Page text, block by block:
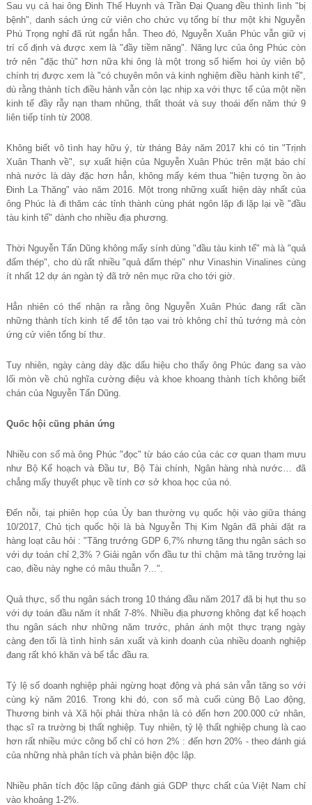
Sau vụcảhai ông Đinh Thế Huynh và Trần Đại Quang đều thình lình "bị
bệnh", danh sách ứng cửviên cho chức vụtổng bí thư một khi Nguyễn
Phú Trọng nghỉđã rút ngắn hẳn. Theo đó, Nguyễn Xuân Phúc vẫn giữ vị
trí cốđịnh và được xem là "đầy tiềm năng". Năng lực của ông Phúc còn
trở nên "đặc thù" hơn nữa khi ông là một trong sốhiếm hoi ủy viên bộ
chính trị được xem là "có chuyên môn và kinh nghiệm điều hành kinh tế",
dù rằng thành tích điều hành vẫn còn l ạc nhịp xa với thực tếcủa một nền
kinh tế đầy rẫy nạn tham nhũng, thất thoát và suy thoái đến năm thứ9
liên tiếp tính từ2008.
Không biết vô tình hay hữu ý, từtháng Bảy năm 2017 khi có tin "Trịnh
Xuân Thanh về", sựxuất hiện của Nguyễn Xuân Phúc trên mặt báo chí
nhà nước là dày đặc hơn hẳn, không mấy kém thua "hiện tượng ồn ào
Đinh La Thăng" vào năm 2016. Một trong những xuất hiện dày nhất của
ông Phúc là đi thăm các tỉnh thành cùng phát ngôn l ặp đi lặp lại về "đầu
tàu kinh tế" dành cho nhiều địa phương.
Thời Nguyễn Tấn Dũng không mấy sính dùng "đầu tàu kinh tế" mà là "quả
đấm thép", cho dù rất nhiều "quảđấm thép" nhưVinashin Vinalines cùng
ít nhất 12 dựán ngàn tỷđã trở nên mục rữa cho tới giờ.
Hẳn nhiên có thểnhận ra rằng ông Nguyễn Xuân Phúc đang rất cần
những thành tích kinh tếđểtôn tạo vai trò không chỉthủtướng mà còn
ứng cửviên tổng bí thư.
Tuy nhiên, ngày càng dày đặc dấu hiệu cho thấy ông Phúc đang sa vào
ối mòn về chủnghĩa cường điệu và khoe khoang thành tích không biết
chán của Nguyễn Tấn Dũng.
Quốc hội cũng phản ứng
Nhiều con sốmà ông Phúc "đọc" từ báo cáo của các cơ quan tham mưu
nhưBộKế hoạch và Đầu tư, Bộ Tài chính, Ngân hàng nhà nước… đã
chẳng mấy thuyết phục vềtính cơ sở khoa học của nó.
Đến nỗi, tại phiên họp của Ủy ban thường vụ quốc hội vào giữa tháng
10/2017, Chủ tịch quốc hội là bà Nguyễn Thị Kim Ngân đã phải đặt ra
hàng loạt câu hỏi : "Tăng trưởng GDP 6,7% nhưng tăng thu ngân sách so
với dự toán chỉ2,3% ? Giải ngân vốn đầu tưthì chậm mà tăng trưởng lại
cao, điều này nghe có mâu thuẫn ?...".
Quảthực, sốthu ngân sách trong 10 tháng đầu năm 2017 đã bị hụt thu so
với dự toán đầu năm ít nhất 7-8%. Nhiều địa phương không đạt kếhoạch
thu ngân sách nhưnhững năm trước, phản ánh một thực trạng ngày
càng đen tối là tình hình sản xuất và kinh doanh của nhiều doanh nghiệp
đang rất khó khăn và bếtắc đầu ra.
Tỷl ệsố doanh nghiệp phải ngừng hoạt động và phá sản vẫn tăng so với
cùng kỳ năm 2016. Trong khi đó, con sốmà cuối cùng Bộ Lao động,
Thương binh và Xã hội phải thừa nhận là có đến hơn 200.000 cửnhân,
thạc sĩ ra trường bị thất nghiệp. Tuy nhiên, tỷ lệ thất nghiệp chung là cao
hơn rất nhiều mức công bốchỉ có hơn 2% : đến hơn 20% - theo đánh giá
của những nhà phân tích và phản biện độc l ập.
Nhiều phân tích độc lập cũng đánh giá GDP thực chất của Việt Nam chỉ
vào khoảng 1-2%.